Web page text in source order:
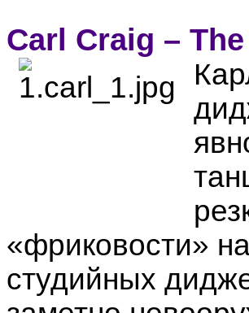
Carl Craig –
«фриковости»
студийных